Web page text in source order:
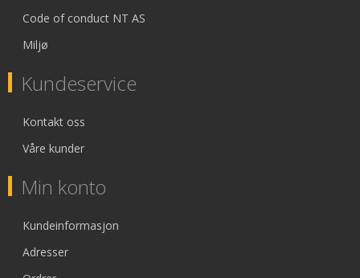
Code of conduct NT AS
Miljø
Kundeservice
Kontakt oss
Våre kunder
Min konto
Kundeinformasjon
Adresser